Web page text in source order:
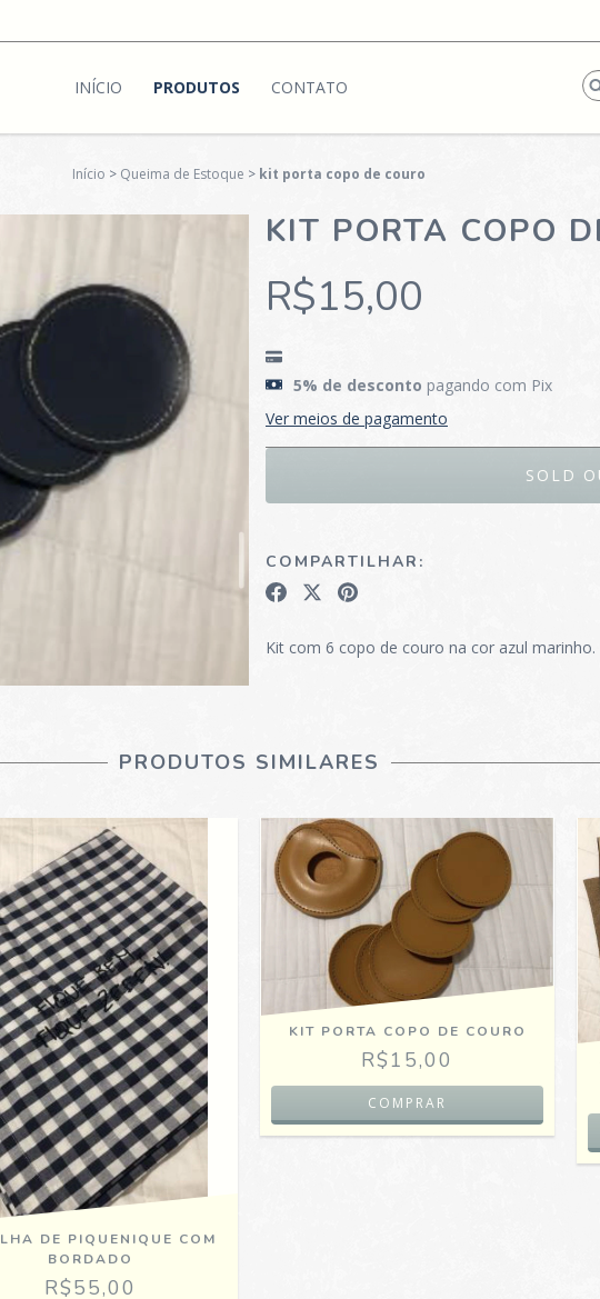
INÍCIO PRODUTOS CONTATO
Início > Queima de Estoque > kit porta copo de couro
KIT PORTA COPO
R$15,00
5% de desconto pagando com Pix
Ver meios de pagamento
COMPARTILHAR:
Kit com 6 copo de couro na cor azul marinho.
PRODUTOS SIMILARES
DE PIQUENIQUE COM
BORDADO
R$55,00
KIT PORTA COPO DE COURO
R$15,00